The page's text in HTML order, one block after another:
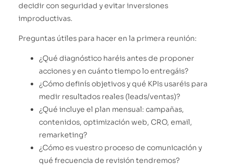
decidir con seguridad y evitar inversiones
improductivas.
Preguntas útiles para hacer en la primera reunión:
¿Qué diagnóstico haréis antes de proponer
acciones y en cuánto tiempo lo entregáis?
¿Cómo definís objetivos y qué KPIs usaréis para
medir resultados reales (leads/ventas)?
¿Qué incluye el plan mensual: campañas,
contenidos, optimización web, CRO, email,
remarketing?
¿Cómo es vuestro proceso de comunicación y
qué frecuencia de revisión tendremos?